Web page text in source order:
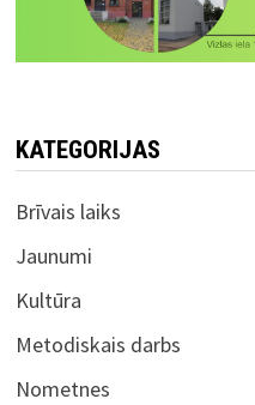
KATEGORIJAS
Brīvais laiks
Jaunumi
Kultūra
Metodiskais darbs
Nometnes